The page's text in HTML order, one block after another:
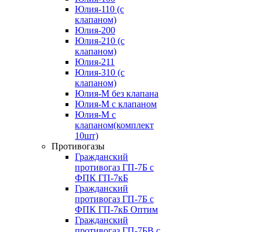
Юлия-110 (с
клапаном)
Юлия-200
Юлия-210 (c
клапаном)
Юлия-211
Юлия-310 (c
клапаном)
Юлия-М без клапана
Юлия-М с клапаном
Юлия-М с
клапаном(комплект
10шт)
Противогазы
Гражданский
противогаз ГП-7Б с
ФПК ГП-7кБ
Гражданский
противогаз ГП-7Б с
ФПК ГП-7кБ Оптим
Гражданский